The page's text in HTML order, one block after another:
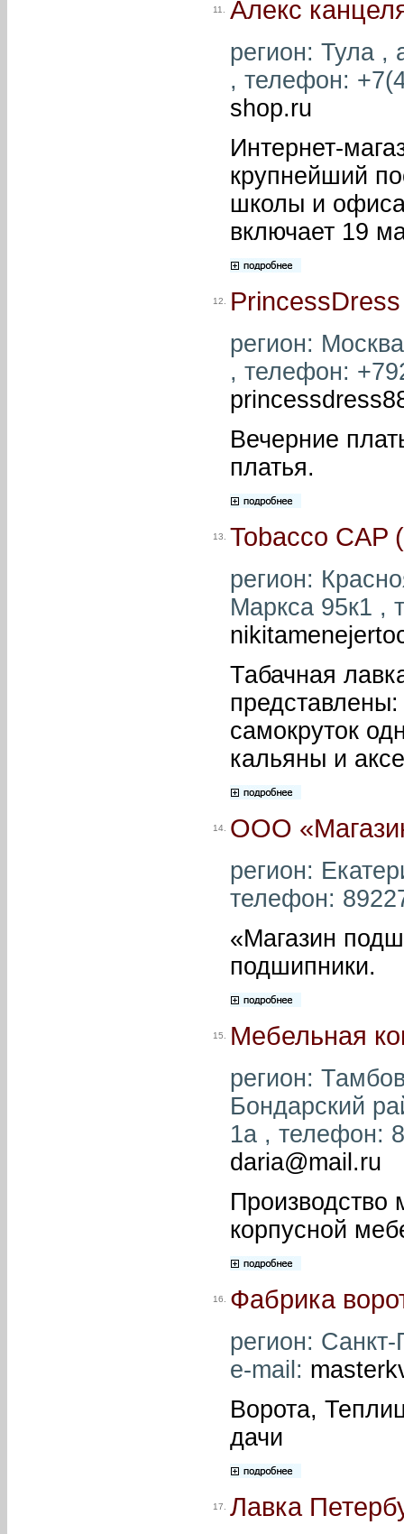
11. Алекс
регион: Тула ,
, телефон:
shop.ru
Интернет-
крупнейший
школы и
включает 19
12. PrincessDress
регион:
, телефон:
Вечерние
платья.
13. Tobacco CAP
регион:
Маркса 95к1 ,
Табачная
самокруток
кальяны и
14. ООО
регион:
телефон:
«Магазин
подшипники.
15. Мебельная
регион:
Бондарский
1а , телефон:
daria@mail.ru
Производство
корпусной
16. Фабрика
регион:
e-mail:
Ворота,
дачи
17. Лавка